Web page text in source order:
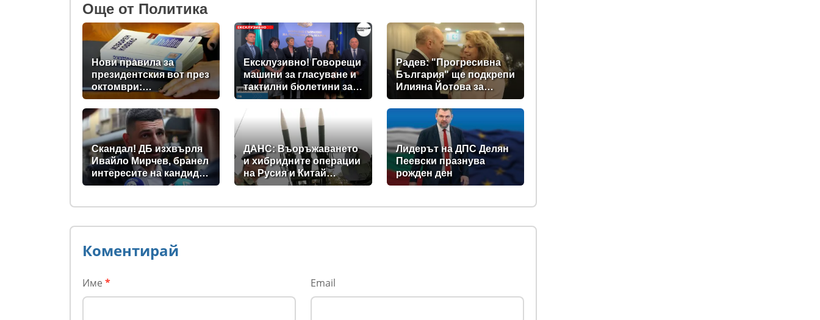
Oще от Политика
Нови правила за
президентския вот през
октомври:
Парламентът прие
промени в Изборния
кодекс
Ексклузивно! Говорещи
машини за гласуване и
тактилни бюлетини за
незрящите предвиждат
новите изборни
правила! (ВИДЕО)
Радев: "Прогресивна
България" ще подкрепи
Илияна Йотова за
президент
Скандал! ДБ изхвърля
Ивайло Мирчев, бранел
интересите на кандидат
за „Лукойл”
ДАНС: Въоръжаването
и хибридните операции
на Русия и Китай
превръщат Балканите в
Лидерът на ДПС Делян
Пеевски празнува
рожден ден
Коментирай
Име * Email